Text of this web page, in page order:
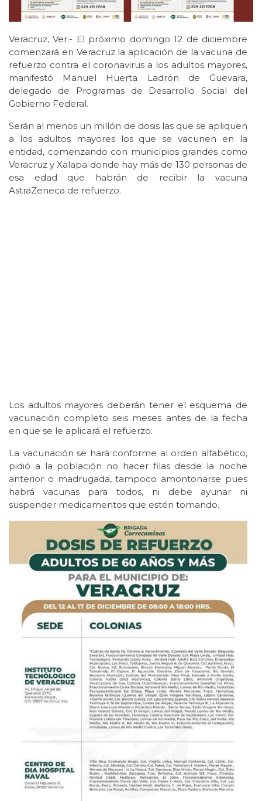
Veracruz, Ver.- El próximo domingo 12 de diciembre
comenzará en Veracruz la aplicación de la vacuna de
refuerzo contra el coronavirus a los adultos mayores,
manifestó Manuel Huerta Ladrón de Guevara,
delegado de Programas de Desarrollo Social del
Gobierno Federal.
Serán al menos un millón de dosis las que se apliquen
a los adultos mayores los que se vacunen en la
entidad, comenzando con municipios grandes como
Veracruz y Xalapa donde hay más de 130 personas de
esa edad que habrán de recibir la vacuna
AstraZeneca de refuerzo.
Los adultos mayores deberán tener el esquema de
vacunación completo seis meses antes de la fecha
en que se le aplicará el refuerzo.
La vacunación se hará conforme al orden alfabético,
pidió a la población no hacer filas desde la noche
anterior o madrugada, tampoco amontonarse pues
habrá vacunas para todos, ni debe ayunar ni
suspender medicamentos que estén tomando.